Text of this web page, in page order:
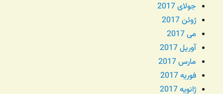
جولای 2017
ژوئن 2017
می 2017
آوریل 2017
مارس 2017
فوریه 2017
ژانویه 2017